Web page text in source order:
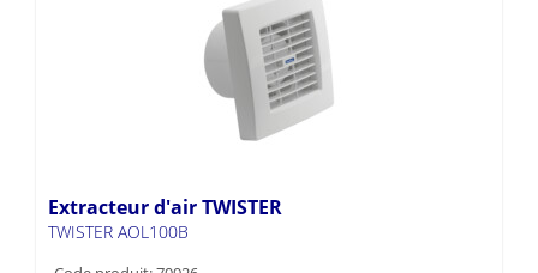
Extracteur d'air TWISTER
TWISTER AOL100B